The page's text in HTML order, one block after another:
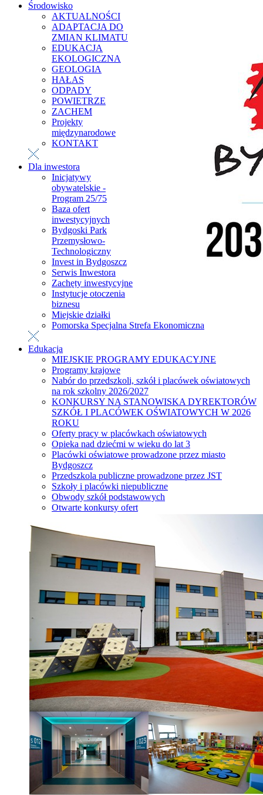
Środowisko
AKTUALNOŚCI
ADAPTACJA DO
ZMIAN KLIMATU
EDUKACJA
EKOLOGICZNA
GEOLOGIA
HAŁAS
ODPADY
POWIETRZE
ZACHEM
Projekty
międzynarodowe
KONTAKT
Dla inwestora
Inicjatywy
obywatelskie -
Program 25/75
Baza ofert
inwestycyjnych
Bydgoski Park
Przemysłowo-
Technologiczny
Invest in Bydgoszcz
Serwis Inwestora
Zachęty inwestycyjne
Instytucje otoczenia
biznesu
Miejskie działki
Pomorska Specjalna Strefa Ekonomiczna
Edukacja
MIEJSKIE PROGRAMY EDUKACYJNE
Programy krajowe
Nabór do przedszkoli, szkół i placówek oświatowych
na rok szkolny 2026/2027
KONKURSY NA STANOWISKA DYREKTORÓW
SZKÓŁ I PLACÓWEK OŚWIATOWYCH W 2026
ROKU
Oferty pracy w placówkach oświatowych
Opieka nad dziećmi w wieku do lat 3
Placówki oświatowe prowadzone przez miasto
Bydgoszcz
Przedszkola publiczne prowadzone przez JST
Szkoły i placówki niepubliczne
Obwody szkół podstawowych
Otwarte konkursy ofert